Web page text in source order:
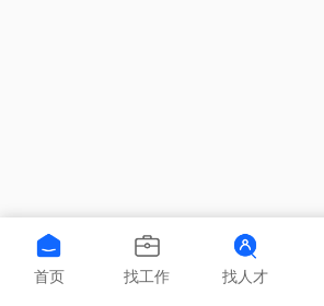
首页 找工作 找人才